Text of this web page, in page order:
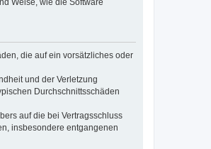
Weise, wie die Software
die auf ein vorsätzliches oder
und der Verletzung
Durchschnittsschäden
auf die bei Vertragsschluss
insbesondere entgangenen